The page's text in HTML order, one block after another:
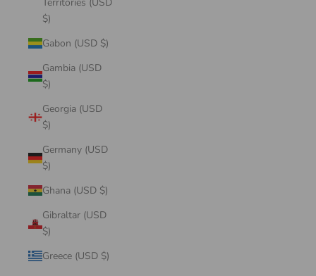
$)
Gabon (USD $)
Gambia (USD
$)
Georgia (USD
$)
Germany (USD
$)
Ghana (USD $)
Gibraltar (USD
$)
Greece (USD $)